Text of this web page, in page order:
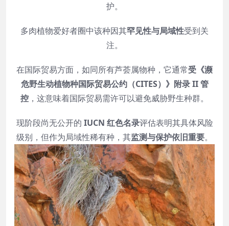
护。
多肉植物爱好者圈中该种因其罕见性与局域性受到关
注。
在国际贸易方面，如同所有芦荟属物种，它通常受《濒
危野生动植物种国际贸易公约（CITES）》附录 II 管
控 ，这意味着国际贸易需许可以避免威胁野生种群。
现阶段尚无公开的 IUCN 红色名录评估表明其具体风险
级别，但作为局域性稀有种，其监测与保护依旧重要。